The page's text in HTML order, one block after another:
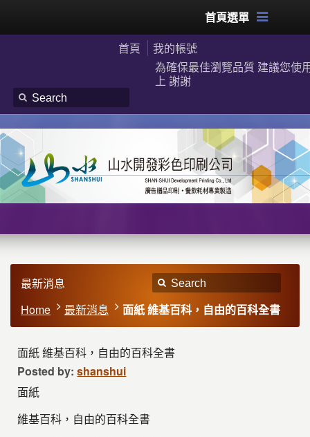
首頁選單
首頁
我的帳號
為確保最佳瀏覽品質 建議您使
上 謝謝
最新消息
Home
最新消息 面紙 維基百科，自由的百科全書
面紙 維基百科，自由的百科全書
Posted by: shanshui
面紙
維基百科，自由的百科全書